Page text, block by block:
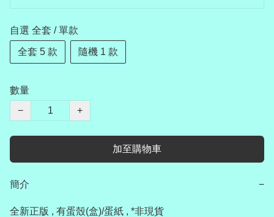
自選 全套 / 單款
全套 5 款 隨機 1 款
數量
−
+
加至購物車
簡介 −
全新正版 , 有蛋殼(盒)/蛋紙 , *非現貨